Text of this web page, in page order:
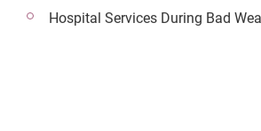
Choking
Hospital Services During Bad